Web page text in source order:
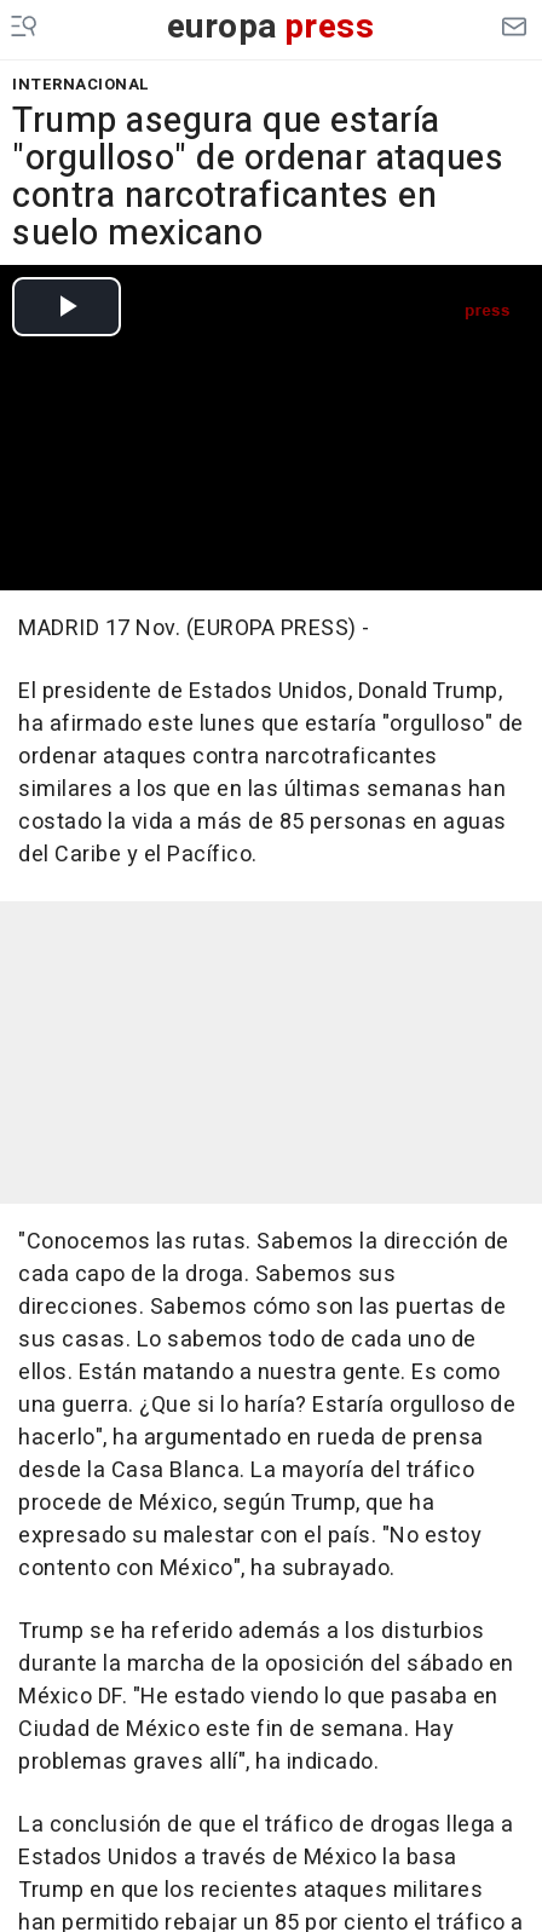
europa press
INTERNACIONAL
Trump asegura que estaría
"orgulloso" de ordenar ataques
contra narcotraficantes en
suelo mexicano
MADRID 17 Nov. (EUROPA PRESS) -
El presidente de Estados Unidos, Donald Trump,
ha afirmado este lunes que estaría "orgulloso" de
ordenar ataques contra narcotraficantes
similares a los que en las últimas semanas han
costado la vida a más de 85 personas en aguas
del Caribe y el Pacífico.
"Conocemos las rutas. Sabemos la dirección de
cada capo de la droga. Sabemos sus
direcciones. Sabemos cómo son las puertas de
sus casas. Lo sabemos todo de cada uno de
ellos. Están matando a nuestra gente. Es como
una guerra. ¿Que si lo haría? Estaría orgulloso de
hacerlo", ha argumentado en rueda de prensa
desde la Casa Blanca. La mayoría del tráfico
procede de México, según Trump, que ha
expresado su malestar con el país. "No estoy
contento con México", ha subrayado.
Trump se ha referido además a los disturbios
durante la marcha de la oposición del sábado en
México DF. "He estado viendo lo que pasaba en
Ciudad de México este fin de semana. Hay
problemas graves allí", ha indicado.
La conclusión de que el tráfico de drogas llega a
Estados Unidos a través de México la basa
Trump en que los recientes ataques militares
han permitido rebajar un 85 por ciento el tráfico a